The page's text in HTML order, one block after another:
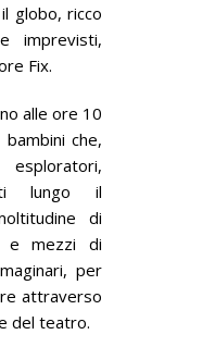
globo, ricco
imprevisti,
Fix.
alle ore 10
che,
lungo il
di
e mezzi di
per
attraverso
del teatro.